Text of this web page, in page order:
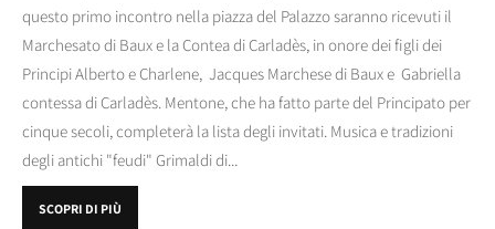
questo primo incontro nella piazza del Palazzo saranno ricevuti il
Marchesato di Baux e la Contea di Carladès, in onore dei figli dei
Principi Alberto e Charlene, Jacques Marchese di Baux e Gabriella
contessa di Carladès. Mentone, che ha fatto parte del Principato per
cinque secoli, completerà la lista degli invitati. Musica e tradizioni
degli antichi "feudi" Grimaldi di...
SCOPRI DI PIÙ